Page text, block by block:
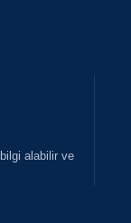
alabilir ve